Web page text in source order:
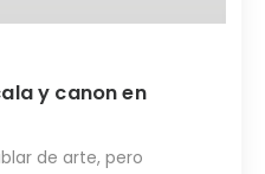
y canon en
de arte, pero